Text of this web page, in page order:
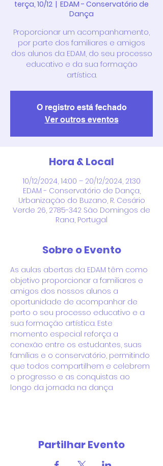
terça, 10/12
  |
EDAM - Conservatório de
Dança
Proporcionar um acompanhamento,
por parte dos familiares e amigos
dos alunos da EDAM, do seu processo
educativo e da sua formação
artística.
O registro está fechado
Ver outros eventos
Hora & Local
10/12/2024, 14:00 – 20/12/2024, 21:30
EDAM - Conservatório de Dança,
Urbanização do Buzano, R. Cesário
Verde 26, 2785-342 São Domingos de
Rana, Portugal
Sobre o Evento
As aulas abertas da EDAM têm como
objetivo proporcionar a familiares e
amigos dos nossos alunos a
oportunidade de acompanhar de
perto o seu processo educativo e a
sua formação artística. Este
momento especial reforça a
conexão entre os estudantes, suas
famílias e o conservatório, permitindo
que todos compartilhem e celebrem
o progresso e as conquistas ao
longo da jornada na dança
Partilhar Evento